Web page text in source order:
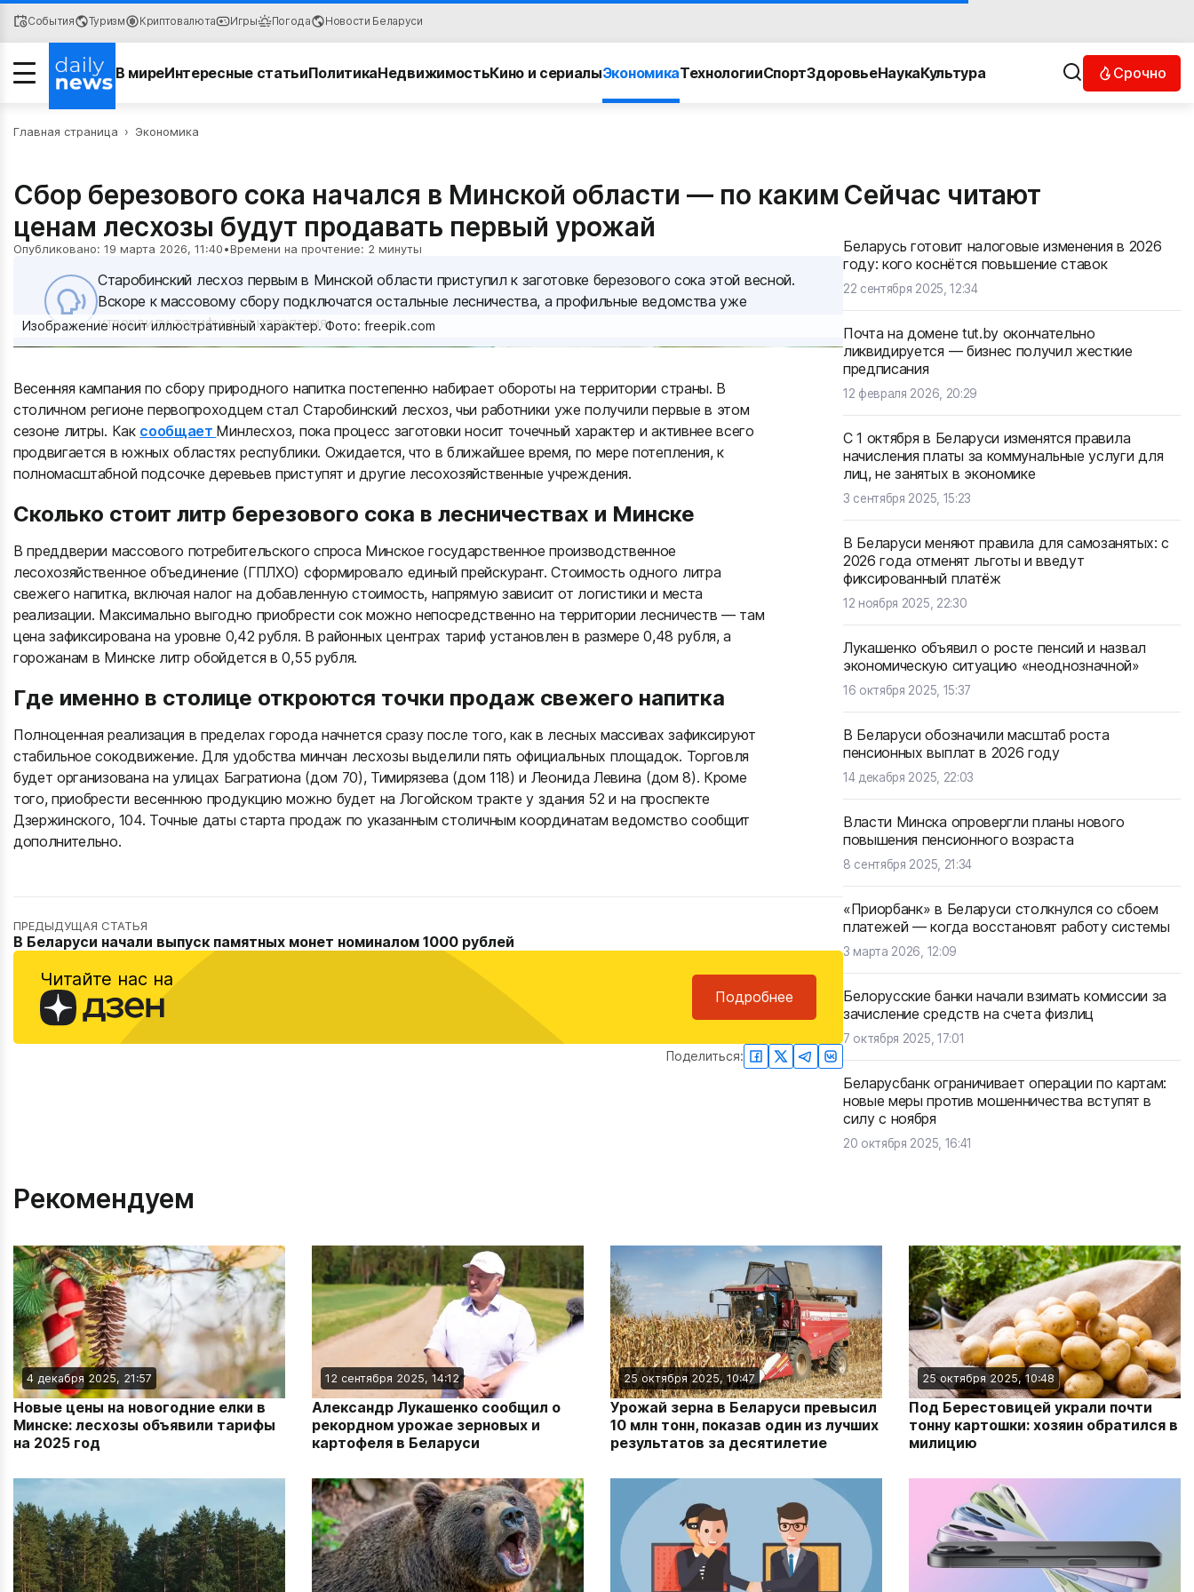
События Туризм Криптовалюта Игры Погода Новости Беларуси
В миреИнтересные статьиПолитикаНедвижимостьКино и сериалыЭкономикаТехнологииСпортЗдоровьеНаукаКультура
Происшествия
Срочно
Главная страница › Экономика
Сбор березового сока начался в Минской области — по каким
ценам лесхозы будут продавать первый урожай
Опубликовано: 19 марта 2026, 11:40•Времени на прочтение: 2 минуты
Старобинский лесхоз первым в Минской области приступил к заготовке березового сока этой весной.
Вскоре к массовому сбору подключатся остальные лесничества, а профильные ведомства уже
утвердили тарифы для населения.
Изображение носит иллюстративный характер. Фото: freepik.com
Весенняя кампания по сбору природного напитка постепенно набирает обороты на территории страны. В
столичном регионе первопроходцем стал Старобинский лесхоз, чьи работники уже получили первые в этом
сезоне литры. Как сообщает Минлесхоз, пока процесс заготовки носит точечный характер и активнее всего
продвигается в южных областях республики. Ожидается, что в ближайшее время, по мере потепления, к
полномасштабной подсочке деревьев приступят и другие лесохозяйственные учреждения.
Сколько стоит литр березового сока в лесничествах и Минске
В преддверии массового потребительского спроса Минское государственное производственное
лесохозяйственное объединение (ГПЛХО) сформировало единый прейскурант. Стоимость одного литра
свежего напитка, включая налог на добавленную стоимость, напрямую зависит от логистики и места
реализации. Максимально выгодно приобрести сок можно непосредственно на территории лесничеств — там
цена зафиксирована на уровне 0,42 рубля. В районных центрах тариф установлен в размере 0,48 рубля, а
горожанам в Минске литр обойдется в 0,55 рубля.
Где именно в столице откроются точки продаж свежего напитка
Полноценная реализация в пределах города начнется сразу после того, как в лесных массивах зафиксируют
стабильное сокодвижение. Для удобства минчан лесхозы выделили пять официальных площадок. Торговля
будет организована на улицах Багратиона (дом 70), Тимирязева (дом 118) и Леонида Левина (дом 8). Кроме
того, приобрести весеннюю продукцию можно будет на Логойском тракте у здания 52 и на проспекте
Дзержинского, 104. Точные даты старта продаж по указанным столичным координатам ведомство сообщит
дополнительно.
ПРЕДЫДУЩАЯ СТАТЬЯ
В Беларуси начали выпуск памятных монет номиналом 1000 рублей
Читайте нас на
Подробнее
Поделиться:
Сейчас читают
Беларусь готовит налоговые изменения в 2026
году: кого коснётся повышение ставок
22 сентября 2025, 12:34
Почта на домене tut.by окончательно
ликвидируется — бизнес получил жесткие
предписания
12 февраля 2026, 20:29
С 1 октября в Беларуси изменятся правила
начисления платы за коммунальные услуги для
лиц, не занятых в экономике
3 сентября 2025, 15:23
В Беларуси меняют правила для самозанятых: с
2026 года отменят льготы и введут
фиксированный платёж
12 ноября 2025, 22:30
Лукашенко объявил о росте пенсий и назвал
экономическую ситуацию «неоднозначной»
16 октября 2025, 15:37
В Беларуси обозначили масштаб роста
пенсионных выплат в 2026 году
14 декабря 2025, 22:03
Власти Минска опровергли планы нового
повышения пенсионного возраста
8 сентября 2025, 21:34
«Приорбанк» в Беларуси столкнулся со сбоем
платежей — когда восстановят работу системы
3 марта 2026, 12:09
Белорусские банки начали взимать комиссии за
зачисление средств на счета физлиц
7 октября 2025, 17:01
Беларусбанк ограничивает операции по картам:
новые меры против мошенничества вступят в
силу с ноября
20 октября 2025, 16:41
Рекомендуем
4 декабря 2025, 21:57
Новые цены на новогодние елки в
Минске: лесхозы объявили тарифы
на 2025 год
12 сентября 2025, 14:12
Александр Лукашенко сообщил о
рекордном урожае зерновых и
картофеля в Беларуси
25 октября 2025, 10:47
Урожай зерна в Беларуси превысил
10 млн тонн, показав один из лучших
результатов за десятилетие
25 октября 2025, 10:48
Под Берестовицей украли почти
тонну картошки: хозяин обратился в
милицию